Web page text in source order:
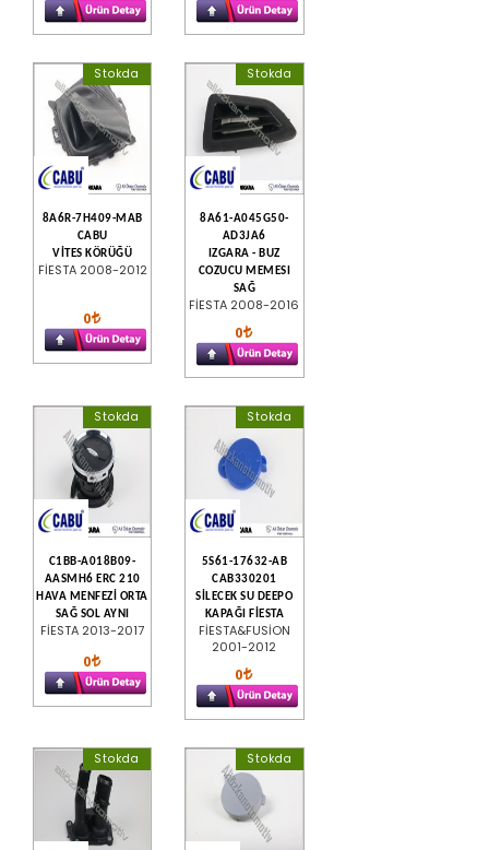
Stokda
8A6R-7H409-MAB
CABU
VİTES KÖRÜĞÜ
FİESTA 2008-2012
0
Stokda
8A61-A045G50-
AD3JA6
IZGARA - BUZ
COZUCU MEMESI
SAĞ
FİESTA 2008-2016
0
Stokda
C1BB-A018B09-
AASMH6 ERC 210
HAVA MENFEZİ ORTA
SAĞ SOL AYNI
FİESTA 2013-2017
0
Stokda
5S61-17632-AB
CAB330201
SİLECEK SU DEEPO
KAPAĞI FİESTA
FİESTA&FUSİON
2001-2012
0
Stokda Stokda